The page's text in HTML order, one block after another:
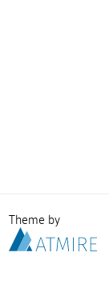
Theme by